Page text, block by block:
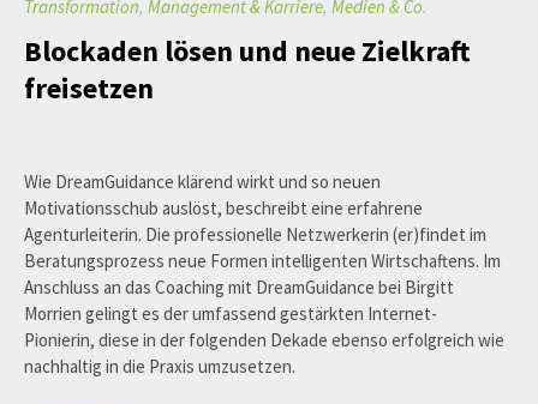
Transformation, Management & Karriere, Medien & Co.
Blockaden lösen und neue Zielkraft
freisetzen
Wie DreamGuidance klärend wirkt und so neuen
Motivationsschub auslöst, beschreibt eine erfahrene
Agenturleiterin. Die professionelle Netzwerkerin (er)findet im
Beratungsprozess neue Formen intelligenten Wirtschaftens. Im
Anschluss an das Coaching mit DreamGuidance bei Birgitt
Morrien gelingt es der umfassend gestärkten Internet-
Pionierin, diese in der folgenden Dekade ebenso erfolgreich wie
nachhaltig in die Praxis umzusetzen.